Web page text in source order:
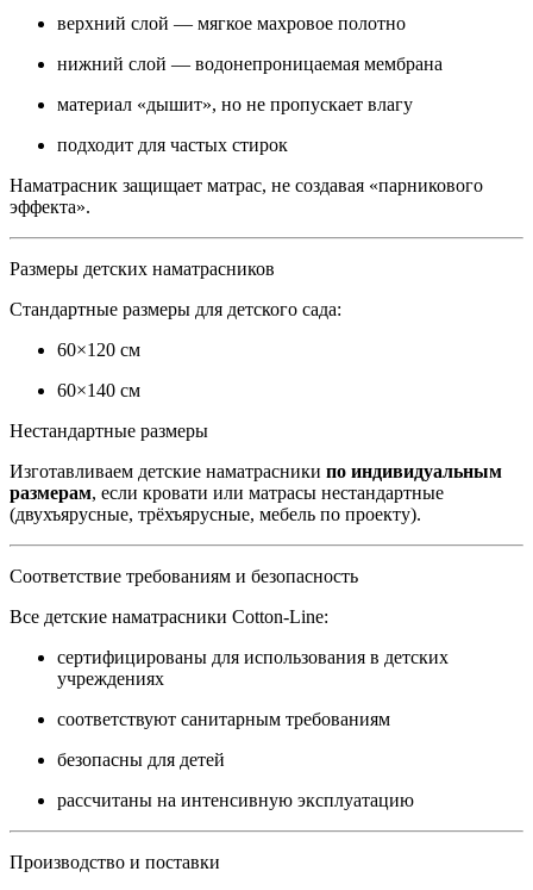
верхний слой — мягкое махровое полотно
нижний слой — водонепроницаемая мембрана
материал «дышит», но не пропускает влагу
подходит для частых стирок
Наматрасник защищает матрас, не создавая «парникового
эффекта».
Размеры детских наматрасников
Стандартные размеры для детского сада:
60×120 см
60×140 см
Нестандартные размеры
Изготавливаем детские наматрасники по индивидуальным
размерам, если кровати или матрасы нестандартные
(двухъярусные, трёхъярусные, мебель по проекту).
Соответствие требованиям и безопасность
Все детские наматрасники Cotton-Line:
сертифицированы для использования в детских
учреждениях
соответствуют санитарным требованиям
безопасны для детей
рассчитаны на интенсивную эксплуатацию
Производство и поставки